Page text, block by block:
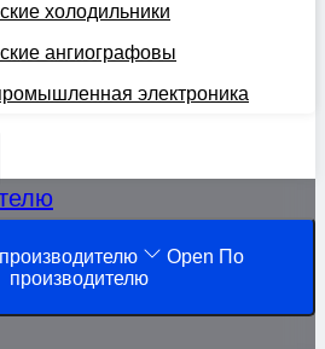
холодильники
ангиографовы
электроника
Open По
производителю